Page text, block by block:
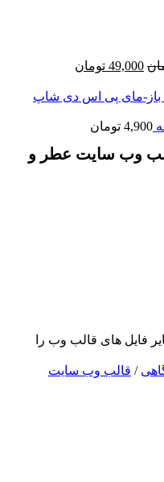
قیمت
200,000 تومان
49,000 تومان
49,000 تومان
4,900 تومان
قالب وب سایت عطر و
فایل های قالب وب را
/ قالب وب سایت